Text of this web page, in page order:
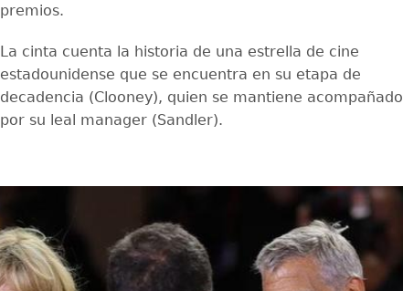
premios.
La cinta cuenta la historia de una estrella de cine
estadounidense que se encuentra en su etapa de
decadencia (Clooney), quien se mantiene acompañado
por su leal manager (Sandler).